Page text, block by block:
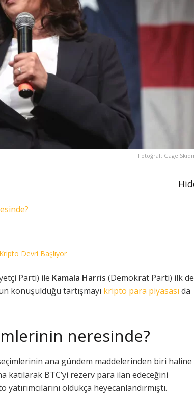
Fotoğraf: Gage
Devri Başlıyor
Parti) ile Kamala Harris (Demokrat Parti) ilk
konuşulduğu tartışmayı kripto para piyasası da
neresinde?
ana gündem maddelerinden biri haline
katılarak BTC’yi rezerv para ilan edeceğini
oldukça heyecanlandırmıştı.